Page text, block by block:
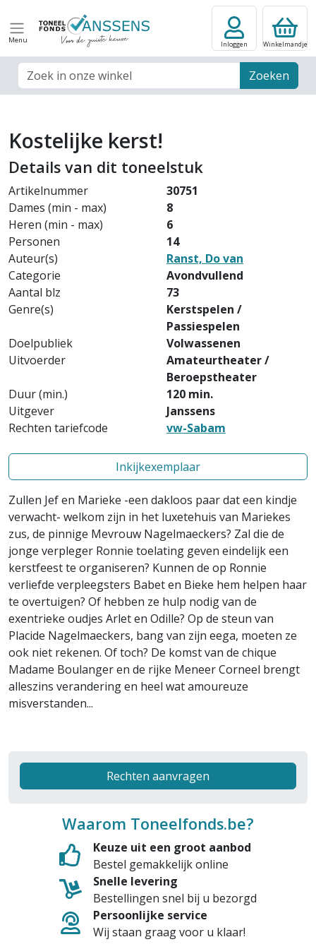
Menu
Zoek veld Zoeken
Inloggen Winkelmandje
Kostelijke kerst!
Details van dit toneelstuk
Artikelnummer
30751
Dames (min - max)
8
Heren (min - max)
6
Personen
14
Auteur(s)
Ranst, Do van
Categorie
Avondvullend
Aantal blz
73
Genre(s)
Kerstspelen /
Passiespelen
Doelpubliek
Volwassenen
Uitvoerder
Amateurtheater /
Beroepstheater
Duur (min.)
120 min.
Uitgever
Janssens
Rechten tariefcode
vw-Sabam
Inkijkexemplaar
Zullen Jef en Marieke -een dakloos paar dat een kindje
verwacht- welkom zijn in het luxetehuis van Mariekes
zus, de pinnige Mevrouw Nagelmaeckers? Zal die de
jonge verpleger Ronnie toelating geven eindelijk een
kerstfeest te organiseren? Kunnen de op Ronnie
verliefde verpleegsters Babet en Bieke hem helpen haar
te overtuigen? Of hebben ze hulp nodig van de
exentrieke oudjes Arlet en Odille? Op de steun van
Placide Nagelmaeckers, bang van zijn eega, moeten ze
ook niet rekenen. Of toch? De komst van de chique
Madame Boulanger en de rijke Meneer Corneel brengt
alleszins verandering en heel wat amoureuze
misverstanden...
Rechten aanvragen
Waarom Toneelfonds.be?
Keuze uit een groot aanbod
Bestel gemakkelijk online
Snelle levering
Bestellingen snel bij u bezorgd
Persoonlijke service
Wij staan graag voor u klaar!